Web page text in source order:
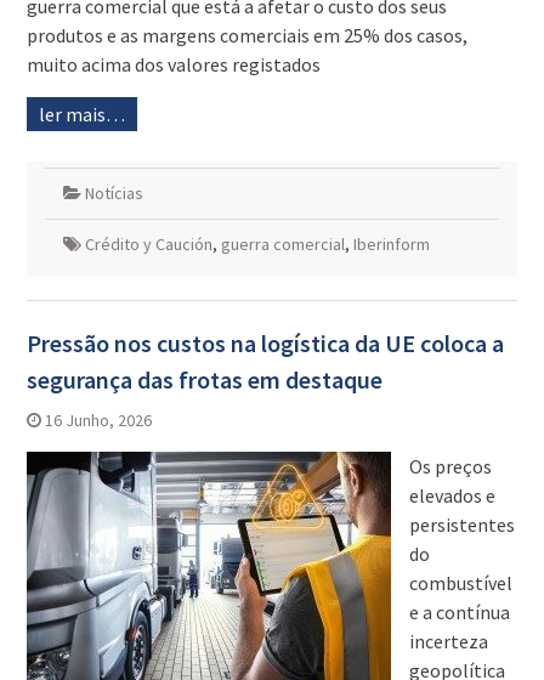
guerra comercial que está a afetar o custo dos seus
produtos e as margens comerciais em 25% dos casos,
muito acima dos valores registados
ler mais…
Notícias
Crédito y Caución, guerra comercial, Iberinform
Pressão nos custos na logística da UE coloca a
segurança das frotas em destaque
16 Junho, 2026
Os preços
elevados e
persistentes
do
combustível
e a contínua
incerteza
geopolítica